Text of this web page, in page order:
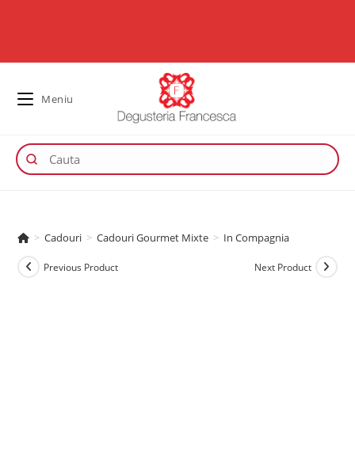
Meniu
> Cadouri > Cadouri Gourmet Mixte > In Compagnia
Previous Product Next Product